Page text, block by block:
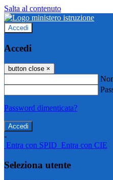
Salta al contenuto
Accedi
Accedi
button close ×
Password dimenticata?
-
Entra con SPID Entra con CIE
Seleziona utente